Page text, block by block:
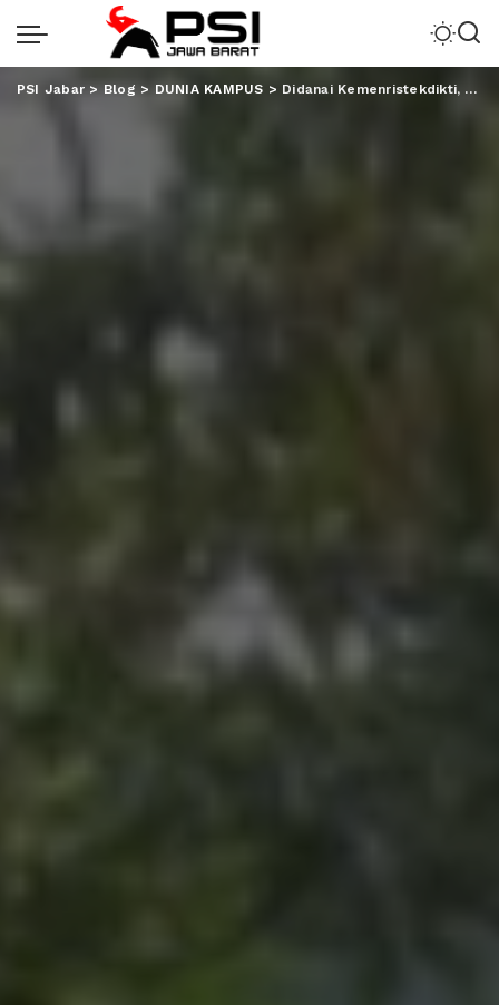
PSI Jabar > Blog > DUNIA KAMPUS > Didanai Kemenristekdikti, 5 Mahasiswa Unila Kembangkan SCS